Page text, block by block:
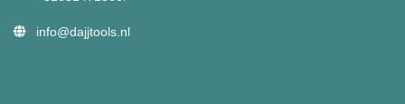
info@dajjtools.nl